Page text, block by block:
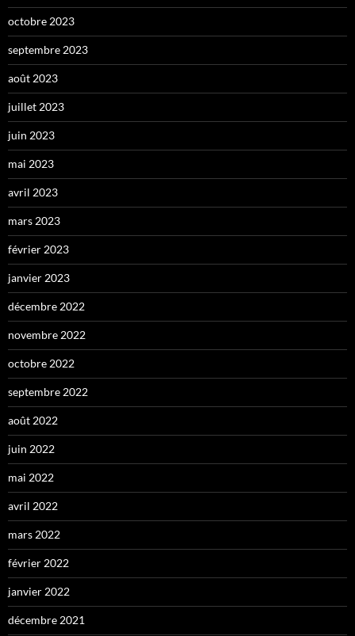
octobre 2023
septembre 2023
août 2023
juillet 2023
juin 2023
mai 2023
avril 2023
mars 2023
février 2023
janvier 2023
décembre 2022
novembre 2022
octobre 2022
septembre 2022
août 2022
juin 2022
mai 2022
avril 2022
mars 2022
février 2022
janvier 2022
décembre 2021